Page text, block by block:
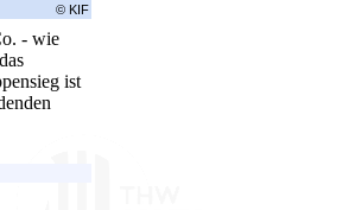
© KIF
- wie
ist